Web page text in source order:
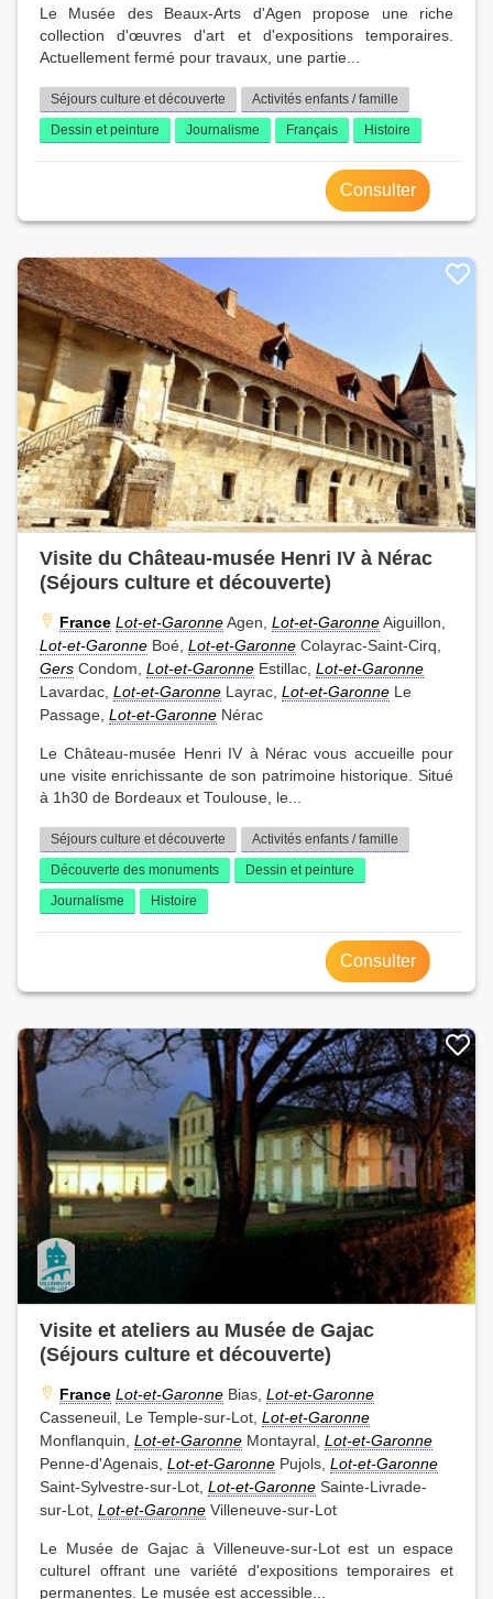
Le Musée des Beaux-Arts d'Agen propose une riche
collection d'œuvres d'art et d'expositions temporaires.
Actuellement fermé pour travaux, une partie...
Séjours culture et découverte
Activités enfants / famille
Dessin et peinture
Journalisme Français Histoire
Consulter
Visite du Château-musée Henri IV à Nérac
(Séjours culture et découverte)
France Lot-et-GaronneAgen, Lot-et-GaronneAiguillon,
Lot-et-Garonne Boé, Lot-et-Garonne Colayrac-Saint-Cirq,
Gers Condom, Lot-et-Garonne Estillac, Lot-et-Garonne
Lavardac, Lot-et-Garonne Layrac, Lot-et-Garonne Le
Passage, Lot-et-Garonne Nérac
Le Château-musée Henri IV à Nérac vous accueille pour
une visite enrichissante de son patrimoine historique. Situé
à 1h30 de Bordeaux et Toulouse, le...
Séjours culture et découverte
Activités enfants / famille
Découverte des monuments
Dessin et peinture
Journalisme
Histoire
Consulter
Visite et ateliers au Musée de Gajac
(Séjours culture et découverte)
France Lot-et-Garonne Bias, Lot-et-Garonne
Casseneuil, Le Temple-sur-Lot, Lot-et-Garonne
Monflanquin, Lot-et-Garonne Montayral, Lot-et-Garonne
Penne-d'Agenais, Lot-et-Garonne Pujols, Lot-et-Garonne
Saint-Sylvestre-sur-Lot, Lot-et-Garonne Sainte-Livrade-
sur-Lot, Lot-et-Garonne Villeneuve-sur-Lot
Le Musée de Gajac à Villeneuve-sur-Lot est un espace
culturel offrant une variété d'expositions temporaires et
permanentes. Le musée est accessible...